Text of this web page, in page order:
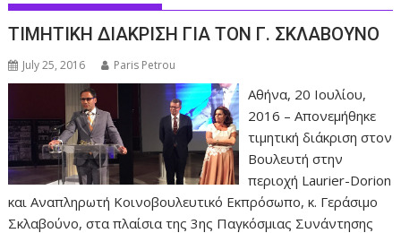
ΤΙΜΗΤΙΚΗ ΔΙΑΚΡΙΣΗ ΓΙΑ ΤΟΝ Γ. ΣΚΛΑΒΟΥΝΟ
July 25, 2016 Paris Petrou
Αθήνα, 20 Ιουλίου,
2016 – Απονεμήθηκε
τιμητική διάκριση στον
Βουλευτή στην
περιοχή Laurier-Dorion
και Αναπληρωτή Κοινοβουλευτικό Εκπρόσωπο, κ. Γεράσιμο
Σκλαβούνο, στα πλαίσια της 3ης Παγκόσμιας Συνάντησης